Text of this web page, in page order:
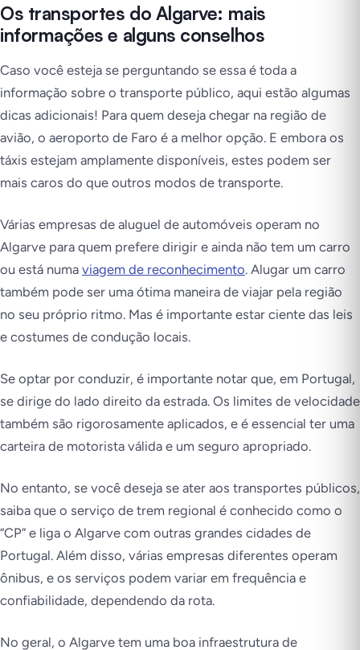
Os transportes do Algarve: mais
informações e alguns conselhos
Caso você esteja se perguntando se essa é toda a
informação sobre o transporte público, aqui estão algumas
dicas adicionais! Para quem deseja chegar na região de
avião, o aeroporto de Faro é a melhor opção. E embora os
táxis estejam amplamente disponíveis, estes podem ser
mais caros do que outros modos de transporte.
Várias empresas de aluguel de automóveis operam no
Algarve para quem prefere dirigir e ainda não tem um carro
ou está numa viagem de reconhecimento. Alugar um carro
também pode ser uma ótima maneira de viajar pela região
no seu próprio ritmo. Mas é importante estar ciente das leis
e costumes de condução locais.
Se optar por conduzir, é importante notar que, em Portugal,
se dirige do lado direito da estrada. Os limites de velocidade
também são rigorosamente aplicados, e é essencial ter uma
carteira de motorista válida e um seguro apropriado.
No entanto, se você deseja se ater aos transportes públicos,
saiba que o serviço de trem regional é conhecido como o
“CP” e liga o Algarve com outras grandes cidades de
Portugal. Além disso, várias empresas diferentes operam
ônibus, e os serviços podem variar em frequência e
confiabilidade, dependendo da rota.
No geral, o Algarve tem uma boa infraestrutura de